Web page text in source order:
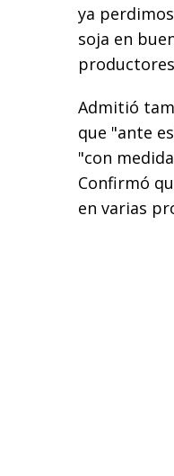
ya
soja en
Admitió
que "ante
"con
Confirmó
en varias